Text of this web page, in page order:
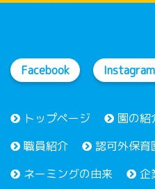
Facebook Instagram
トップページ 園の紹
職員紹介
認可外保育
ネーミングの由来
企